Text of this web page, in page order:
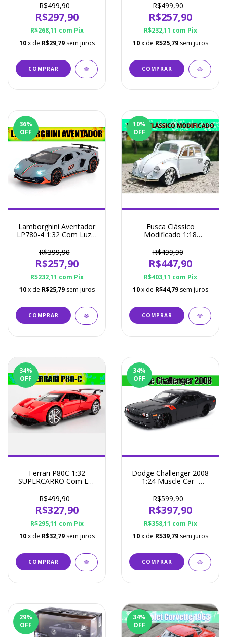
Disponíveis
R$499,90
R$297,90
R$268,11 com Pix
10 x de R$29,79 sem juros
COMPRAR
Cores Disponíveis
R$499,90
R$257,90
R$232,11 com Pix
10 x de R$25,79 sem juros
COMPRAR
36%
OFF
Lamborghini Aventador
LP780-4 1:32 Com Luz e
Disponíveis
R$399,90
R$257,90
R$232,11 com Pix
10 x de R$25,79 sem juros
COMPRAR
10%
OFF
Fusca Clássico
Modificado 1:18
Disponíveis
R$499,90
R$447,90
R$403,11 com Pix
10 x de R$44,79 sem juros
COMPRAR
34%
OFF
Ferrari P80C 1:32
SUPERCARRO Com Luz
Cores Disponíveis
R$499,90
R$327,90
R$295,11 com Pix
10 x de R$32,79 sem juros
COMPRAR
34%
OFF
Dodge Challenger 2008
1:24 Muscle Car -
R$599,90
R$397,90
R$358,11 com Pix
10 x de R$39,79 sem juros
29%
OFF
34%
OFF